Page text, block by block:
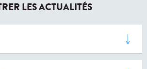
LES ACTUALITÉS